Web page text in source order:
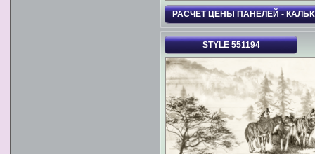
РАСЧЕТ ЦЕНЫ ПАНЕЛЕЙ -
STYLE 551194